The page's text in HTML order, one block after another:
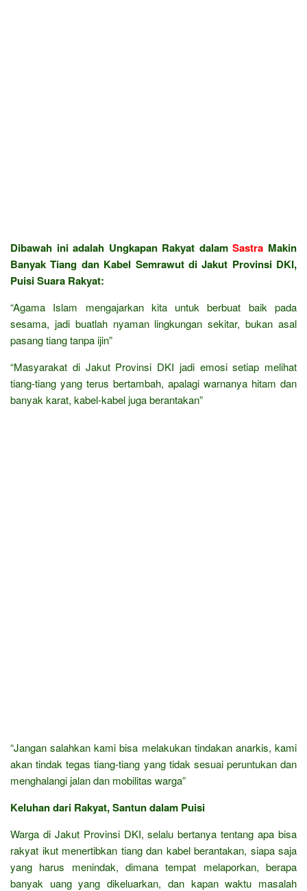
Dibawah ini adalah Ungkapan Rakyat dalamSastra Makin
Banyak Tiang dan Kabel Semrawut di Jakut Provinsi DKI,
Puisi Suara Rakyat:
“Agama Islam mengajarkan kita untuk berbuat baik pada
sesama, jadi buatlah nyaman lingkungan sekitar, bukan asal
pasang tiang tanpa ijin”
“Masyarakat di Jakut Provinsi DKI jadi emosi setiap melihat
tiang-tiang yang terus bertambah, apalagi warnanya hitam dan
banyak karat, kabel-kabel juga berantakan”
“Jangan salahkan kami bisa melakukan tindakan anarkis, kami
akan tindak tegas tiang-tiang yang tidak sesuai peruntukan dan
menghalangi jalan dan mobilitas warga”
Keluhan dari Rakyat, Santun dalam Puisi
Warga di Jakut Provinsi DKI, selalu bertanya tentang apa bisa
rakyat ikut menertibkan tiang dan kabel berantakan, siapa saja
yang harus menindak, dimana tempat melaporkan, berapa
banyak uang yang dikeluarkan, dan kapan waktu masalah